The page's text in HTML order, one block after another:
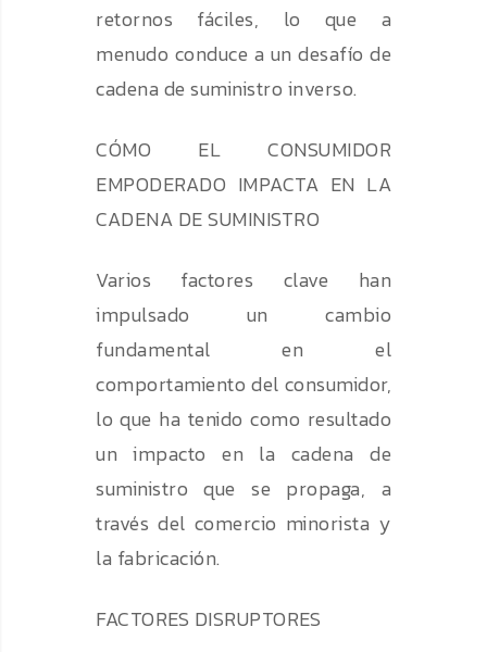
retornos fáciles, lo que a
menudo conduce a un desafío de
cadena de suministro inverso.
CÓMO EL CONSUMIDOR
EMPODERADO IMPACTA EN LA
CADENA DE SUMINISTRO
Varios factores clave han
impulsado un cambio
fundamental en el
comportamiento del consumidor,
lo que ha tenido como resultado
un impacto en la cadena de
suministro que se propaga, a
través del comercio minorista y
la fabricación.
FACTORES DISRUPTORES